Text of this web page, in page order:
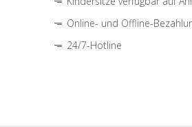
Online- und Offline-
24/7-Hotline